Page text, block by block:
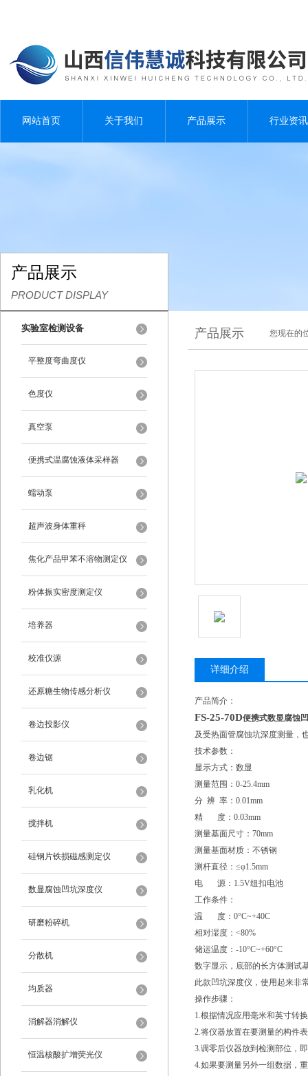
网站首页 关于我们 产品展示 行业资讯
产品展示
PRODUCT DISPLAY
实验室检测设备
平整度弯曲度仪
色度仪
真空泵
便携式温腐蚀液体采样器
蠕动泵
超声波身体重秤
焦化产品甲苯不溶物测定仪
粉体振实密度测定仪
培养器
校准仪源
还原糖生物传感分析仪
卷边投影仪
卷边锯
乳化机
搅拌机
硅钢片铁损磁感测定仪
数显腐蚀凹坑深度仪
研磨粉碎机
分散机
均质器
消解器消解仪
恒温核酸扩增荧光仪
产品展示 您现在的
详细介绍
产品简介：
FS-25-70D便携式数显腐蚀
及受热面管腐蚀坑深度测量，
技术参数：
显示方式：数显
测量范围：0-25.4mm
分 辨 率：0.01mm
精 度：0.03mm
测量基面尺寸：70mm
测量基面材质：不锈钢
测杆直径：≤φ1.5mm
电 源：1.5V纽扣电池
工作条件：
温 度：0°C~+40C
相对湿度：<80%
储运温度：-10°C~+60°C
数字显示，底部的长方体测试
此款凹坑深度仪，使用起来非
操作步骤：
1.根据情况应用毫米和英寸转
2.将仪器放置在要测量的构件
3.调零后仪器放到检测部位，
4.如果要测量另外一组数据，